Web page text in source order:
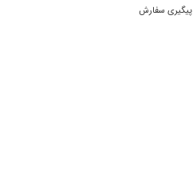
پیگیری سفارش